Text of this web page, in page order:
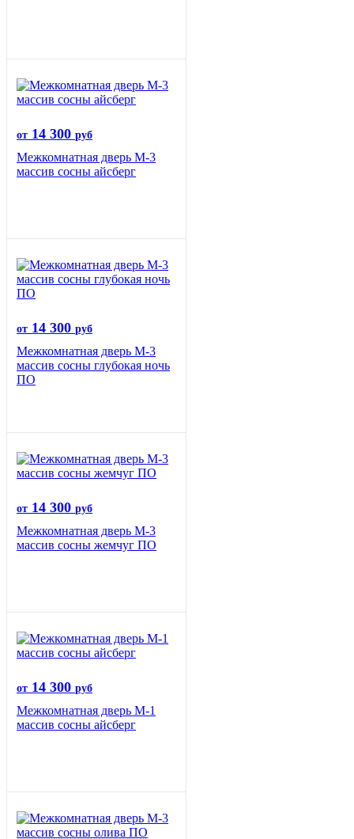
от 14 300 руб
Межкомнатная дверь М-3
массив сосны айсберг
от 14 300 руб
Межкомнатная дверь М-3
массив сосны глубокая ночь
ПО
от 14 300 руб
Межкомнатная дверь М-3
массив сосны жемчуг ПО
от 14 300 руб
Межкомнатная дверь М-1
массив сосны айсберг